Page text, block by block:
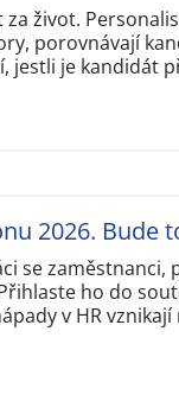
život.
porovnávají
jestli je kandidát
2026. Bude
se zaměstnanci,
ho do
v HR